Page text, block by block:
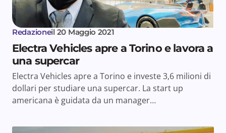
Redazioneil 20 Maggio 2021
Electra Vehicles apre a Torino e lavora a
una supercar
Electra Vehicles apre a Torino e investe 3,6 milioni di
dollari per studiare una supercar. La start up
americana è guidata da un manager…